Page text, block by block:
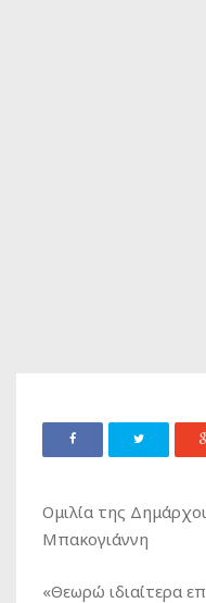
Ομιλία της
Μπακογιάννη
«Θεωρώ ιδιαίτερα